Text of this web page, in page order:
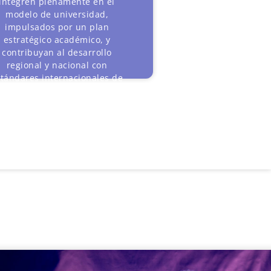
modelo de universidad,
impulsados por un plan
estratégico académico, y
contribuyan al desarrollo
regional y nacional con
internacionales de